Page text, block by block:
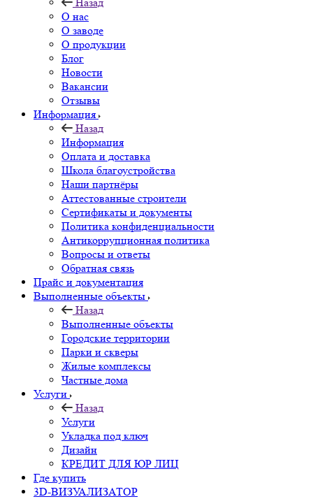
О нас
О заводе
О продукции
Блог
Новости
Вакансии
Отзывы
Информация
Назад
Информация
Оплата и доставка
Школа благоустройства
Наши партнёры
Аттестованные строители
Сертификаты и документы
Политика конфиденциальности
Антикоррупционная политика
Вопросы и ответы
Обратная связь
Прайс и документация
Выполненные объекты
Назад
Выполненные объекты
Городские территории
Парки и скверы
Жилые комплексы
Частные дома
Услуги
Назад
Услуги
Укладка под ключ
Дизайн
КРЕДИТ ДЛЯ ЮР ЛИЦ
Где купить
3D-ВИЗУАЛИЗАТОР